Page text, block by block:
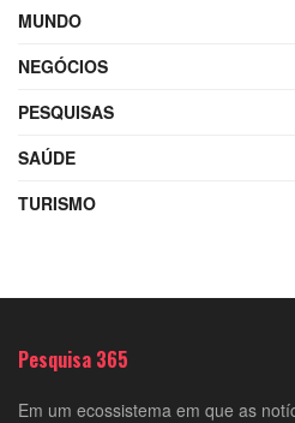
MUNDO
NEGÓCIOS
PESQUISAS
SAÚDE
TURISMO
Pesquisa 365
Em um ecossistema em que as